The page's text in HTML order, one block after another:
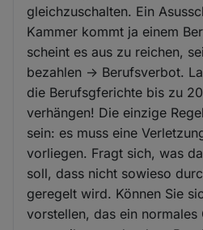
gleichzuschalten. Ein
Kammer kommt ja einem
scheint es aus zu reichen,
bezahlen -> Berufsverbot.
die Berufsgferichte bis zu
verhängen! Die einzige
sein: es muss eine
vorliegen. Fragt sich, was
soll, dass nicht sowieso
geregelt wird. Können Sie
vorstellen, das ein normales